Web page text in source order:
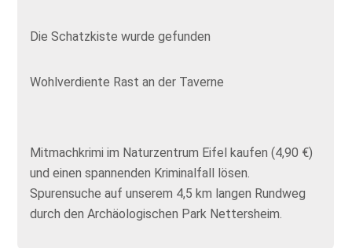
Die Schatzkiste wurde gefunden
Wohlverdiente Rast an der Taverne
Mitmachkrimi im Naturzentrum Eifel kaufen (4,90 €)
und einen spannenden Kriminalfall lösen.
Spurensuche auf unserem 4,5 km langen Rundweg
durch den Archäologischen Park Nettersheim.